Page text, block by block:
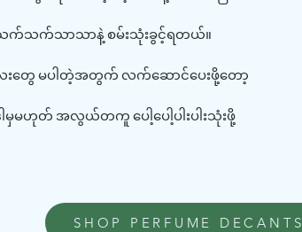
သက်သက်သာသာနဲ့ စမ်းသုံးခွင့်ရတယ်။
ေးတွေ မပါတဲ့အတွက် လက်ဆောင်ပေးဖို့တော့
မှမဟုတ် အလွယ်တကူ ပေါ့ပေါ့ပါးပါးသုံးဖို့
SHOP PERFUME DECANTS